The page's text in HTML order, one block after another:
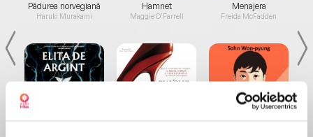
Pădurea norvegiană
Haruki Murakami
Hamnet
Maggie O'Farrell
Menajera
Freida McFadden